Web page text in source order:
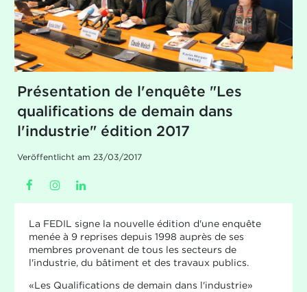
Présentation de l'enquête "Les
qualifications de demain dans
l'industrie" édition 2017
Veröffentlicht am 23/03/2017
La FEDIL signe la nouvelle édition d'une enquête
menée à 9 reprises depuis 1998 auprès de ses
membres provenant de tous les secteurs de
l'industrie, du bâtiment et des travaux publics.
«Les Qualifications de demain dans l'industrie»